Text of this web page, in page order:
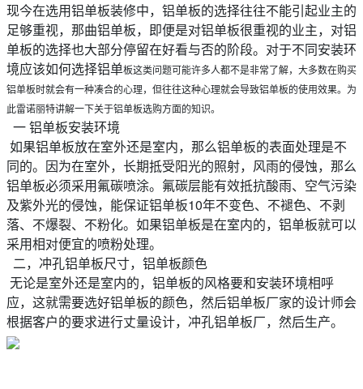
现今在选用铝单板装修中，铝单板的选择往往不能引起业主的
足够重视，那曲铝单板，即便是对铝单板很重视的业主，对铝
单板的选择也大部分停留在好看与否的阶段。对于不同安装环
境应该如何选择铝单板这类问题可能许多人都不是非常了解，大多数在购买
铝单板时就会有一种凑合的心理，但往往这种心理就会导致铝单板的使用效果。为
此雷诺丽特讲解一下关于铝单板选购方面的知识。
一 铝单板安装环境
如果铝单板放在室外还是室内，那么铝单板的表面处理是不
同的。因为在室外，长期抵受阳光的照射，风雨的侵蚀，那么
铝单板必须采用氟碳喷涂。氟碳层能有效抵抗酸雨、空气污染
及紫外光的侵蚀，能保证铝单板10年不变色、不褪色、不剥
落、不爆裂、不粉化。如果铝单板是在室内的，铝单板就可以
采用相对便宜的喷粉处理。
二，冲孔铝单板尺寸，铝单板颜色
无论是室外还是室内的，铝单板的风格要和安装环境相呼
应，这就需要选好铝单板的颜色，然后铝单板厂家的设计师会
根据客户的要求进行丈量设计，冲孔铝单板厂，然后生产。